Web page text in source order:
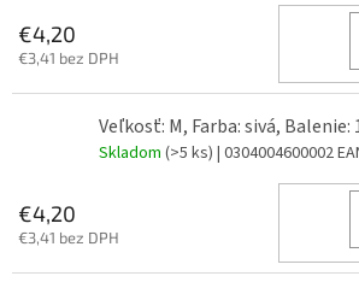
€4,20
€3,41 bez DPH
Veľkosť: M, Farba: sivá, Balenie:
Skladom (>5 ks) | 0304004600002
€4,20
€3,41 bez DPH